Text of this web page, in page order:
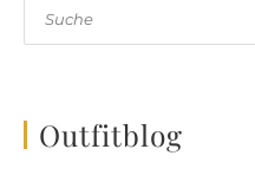
Outfitblog